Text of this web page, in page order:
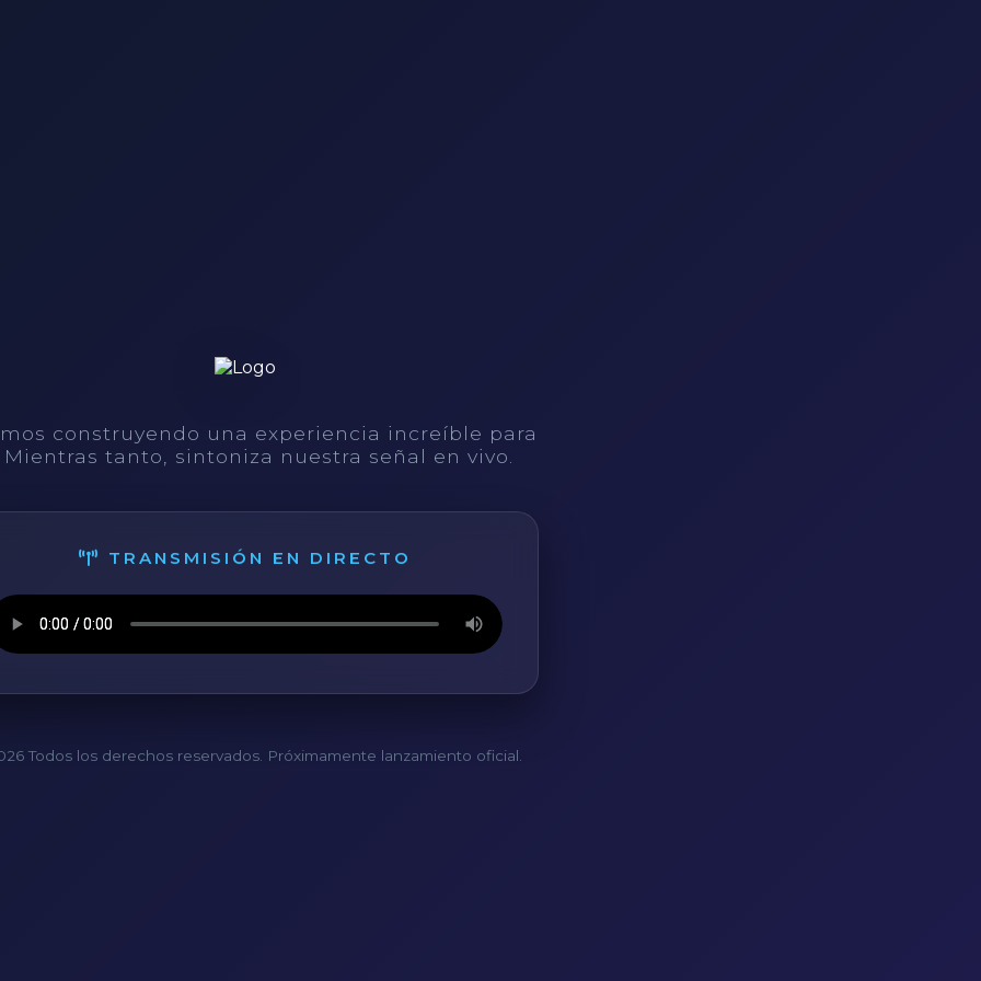
construyendo una experiencia increíble para
tanto, sintoniza nuestra señal en vivo.
TRANSMISIÓN EN DIRECTO
Todos los derechos reservados. Próximamente lanzamiento oficial.